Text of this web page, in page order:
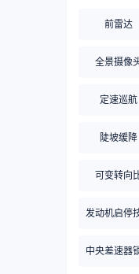
前雷达
全景摄像
定速巡航
陡坡缓降
可变转向
发动机启停
中央差速器